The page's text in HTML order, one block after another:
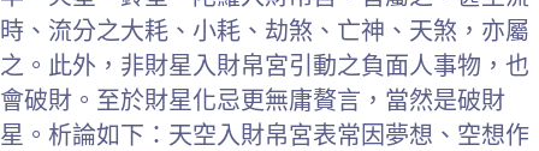
時、流分之大耗、小耗、劫煞、亡神、天煞，亦屬
之。此外，非財星入財帛宮引動之負面人事物，也
會破財。至於財星化忌更無庸贅言，當然是破財
星。析論如下：天空入財帛宮表常因夢想、空想作